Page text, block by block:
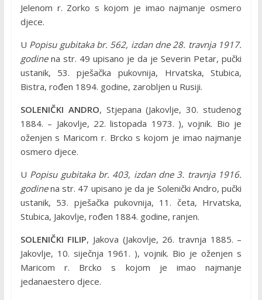
Jelenom r. Zorko s kojom je imao najmanje osmero
djece.
U Popisu gubitaka br. 562, izdan dne 28. travnja 1917.
godinena str. 49 upisano je da je Severin Petar, pučki
ustanik, 53. pješačka pukovnija, Hrvatska, Stubica,
Bistra, rođen 1894. godine, zarobljen u Rusiji.
SOLENIČKI ANDRO, Stjepana (Jakovlje, 30. studenog
1884. – Jakovlje, 22. listopada 1973. ), vojnik. Bio je
oženjen s Maricom r. Brcko s kojom je imao najmanje
osmero djece.
U Popisu gubitaka br. 403, izdan dne 3. travnja 1916.
godinena str. 47 upisano je da je Solenički Andro, pučki
ustanik, 53. pješačka pukovnija, 11. četa, Hrvatska,
Stubica, Jakovlje, rođen 1884. godine, ranjen.
SOLENIČKI FILIP, Jakova (Jakovlje, 26. travnja 1885. –
Jakovlje, 10. siječnja 1961. ), vojnik. Bio je oženjen s
Maricom r. Brcko s kojom je imao najmanje
jedanaestero djece.